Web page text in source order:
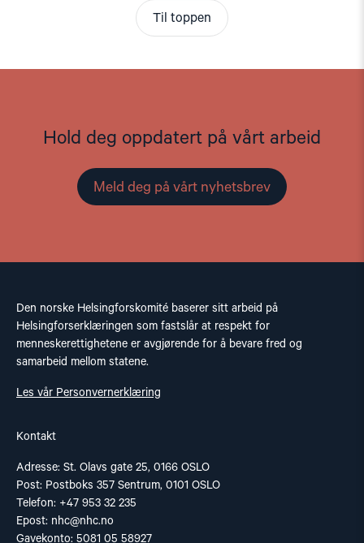
Til toppen
Hold deg oppdatert på vårt arbeid
Meld deg på vårt nyhetsbrev
Den norske Helsingforskomité baserer sitt arbeid på
Helsingforserklæringen som fastslår at respekt for
menneskerettighetene er avgjørende for å bevare fred og
samarbeid mellom statene.
Les vår Personvernerklæring
Kontakt
Adresse: St. Olavs gate 25, 0166 OSLO
Post: Postboks 357 Sentrum, 0101 OSLO
Telefon: +47 953 32 235
Epost: nhc@nhc.no
Gavekonto: 5081 05 58927